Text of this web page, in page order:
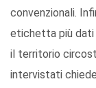
convenzionali.
etichetta più dati
il territorio
intervistati